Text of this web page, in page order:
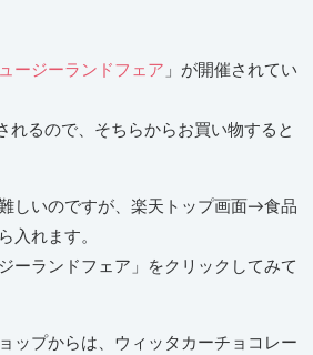
ージーランドフェア 」が開催されてい
れるので、そちらからお買い物すると
しいのですが、楽天トップ画面→食品
入れます。
ーランドフェア」をクリックしてみて
ップからは、ウィッタカーチョコレー